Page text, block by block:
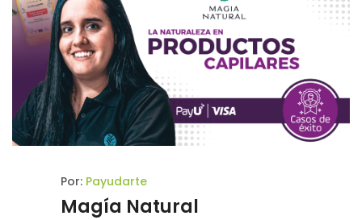
Por: Payudarte
Magía Natural